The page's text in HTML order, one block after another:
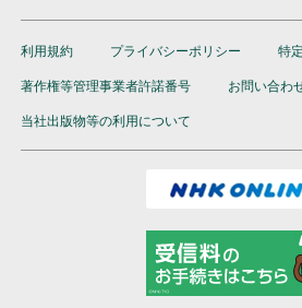
利用規約 プライバシーポリシー 特
著作権等管理事業者許諾番号 お問い合わ
当社出版物等の利用について